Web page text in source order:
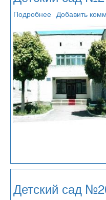
Подробнее
сад
№21
"Золотая
рыбка"
Добавить
Детский сад